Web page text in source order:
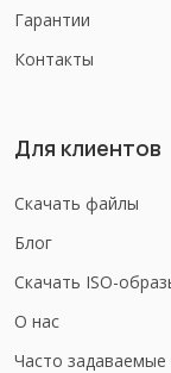
Гарантии
Контакты
Для клиентов
Скачать файлы
Блог
Скачать ISO-
О нас
Часто